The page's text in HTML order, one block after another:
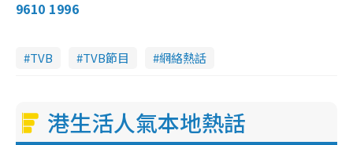
9610 1996
TVB TVB節目 網絡熱話
港生活人氣本地熱話